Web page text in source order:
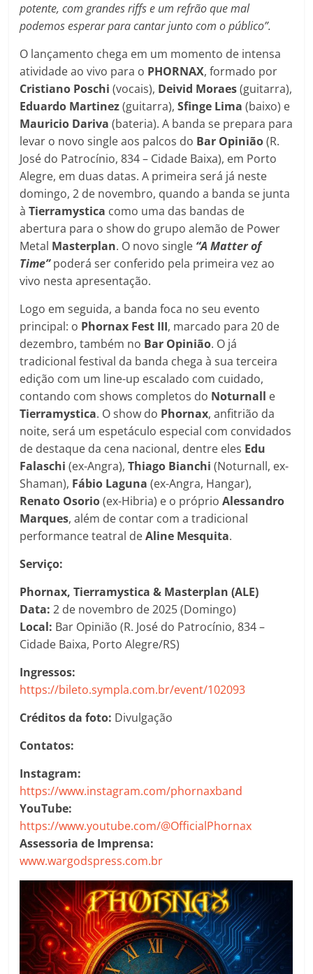
potente, com grandes riffs e um refrão que mal
podemos esperar para cantar junto com o público”.
O lançamento chega em um momento de intensa
atividade ao vivo para o PHORNAX, formado por
Cristiano Poschi (vocais), Deivid Moraes(guitarra),
Eduardo Martinez(guitarra),Sfinge Lima (baixo) e
Mauricio Dariva (bateria). A banda se prepara para
levar o novo single aos palcos do Bar Opinião(R.
José do Patrocínio, 834 – Cidade Baixa), em Porto
Alegre, em duas datas. A primeira será já neste
domingo, 2 de novembro, quando a banda se junta
àTierramystica como uma das bandas de
abertura para o show do grupo alemão de Power
Metal Masterplan. O novo single “A Matter of
Time”poderá ser conferido pela primeira vez ao
vivo nesta apresentação.
Logo em seguida, a banda foca no seu evento
principal: o Phornax Fest III, marcado para 20 de
dezembro, também no Bar Opinião. O já
tradicional festival da banda chega à sua terceira
edição com um line-up escalado com cuidado,
contando com shows completos do Noturnall e
Tierramystica. O show do Phornax, anfitrião da
noite, será um espetáculo especial com convidados
de destaque da cena nacional, dentre eles Edu
Falaschi (ex-Angra),Thiago Bianchi (Noturnall, ex-
Shaman), Fábio Laguna (ex-Angra, Hangar),
Renato Osorio(ex-Hibria) e o próprioAlessandro
Marques, além de contar com a tradicional
performance teatral deAline Mesquita.
Serviço:
Phornax, Tierramystica & Masterplan (ALE)
Data: 2 de novembro de 2025 (Domingo)
Local: Bar Opinião (R. José do Patrocínio, 834 –
Cidade Baixa, Porto Alegre/RS)
Ingressos:
https://bileto.sympla.com.br/event/102093
Créditos da foto: Divulgação
Contatos:
Instagram:
https://www.instagram.com/phornaxband
YouTube:
https://www.youtube.com/@OfficialPhornax
Assessoria de Imprensa:
www.wargodspress.com.br